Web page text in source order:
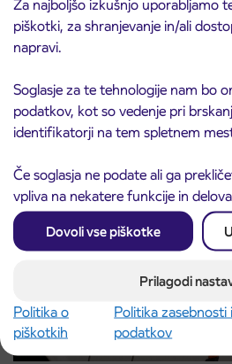
Za najboljšo izkušnjo uporabljamo
piškotki, za shranjevanje in/ali
napravi.
Soglasje za te tehnologije nam bo
podatkov, kot so vedenje pri
identifikatorji na tem spletnem
Če soglasja ne podate ali ga
vpliva na nekatere funkcije in
Dovoli vse piškotke
Prilagodi
Politika o
piškotkih
Politika zasebnosti
podatkov
Obvestilo o popolni zapori
Kranj
Preberite objavo